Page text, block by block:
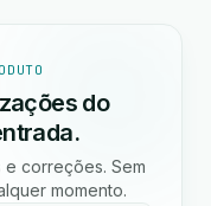
do
e correções. Sem
momento.